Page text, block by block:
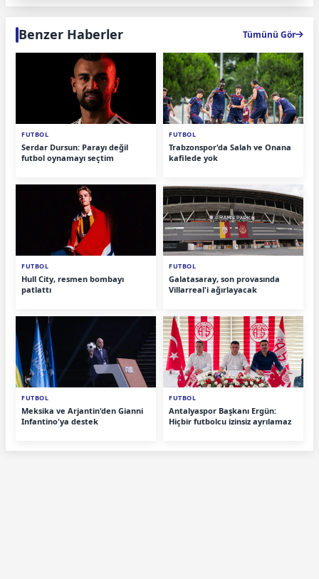
Benzer Haberler Tümünü Gör
FUTBOL
Serdar Dursun: Parayı değil
futbol oynamayı seçtim
FUTBOL
Trabzonspor'da Salah ve Onana
kafilede yok
FUTBOL
Hull City, resmen bombayı
patlattı
FUTBOL
Galatasaray, son provasında
Villarreal'i ağırlayacak
FUTBOL
Meksika ve Arjantin'den Gianni
Infantino'ya destek
FUTBOL
Antalyaspor Başkanı Ergün:
Hiçbir futbolcu izinsiz ayrılamaz